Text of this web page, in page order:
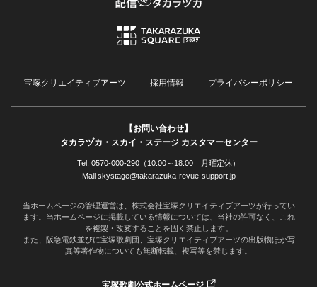
宝塚クリエイティブアーツ 採用情報 プライバシーポリシー
【お問い合わせ】
タカラヅカ・スカイ・ステージ カスタマーセンター
Tel. 0570-000-290（10:00～18:00 月曜定休）
Mail skystage@takarazuka-revue-support.jp
当ホームページの管理運営は、株式会社宝塚クリエイティブアーツが行ってい
ます。当ホームページに掲載している情報については、当社の許可なく、これ
を複製・改変することを固く禁止します。
また、阪急電鉄並びに宝塚歌劇団、宝塚クリエイティブアーツの出版物ほか写
真等著作物についても無断転載、複写等を禁じます。
宝塚歌劇公式ホームページ